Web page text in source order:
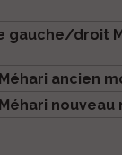
gauche/droit
ancien
nouveau